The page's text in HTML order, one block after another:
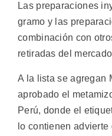
Las preparaciones
gramo y las
combinación con
retiradas del
A la lista se agregan
aprobado el
Perú, donde el
lo contienen